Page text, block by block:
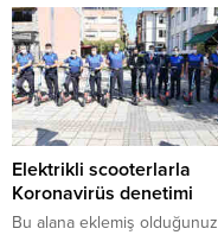
Elektrikli scooterlarla
Koronavirüs denetimi
Bu alana eklemiş olduğunuz